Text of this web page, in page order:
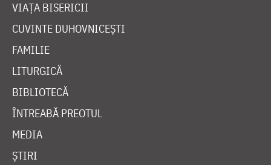
VIAȚA BISERICII
CUVINTE DUHOVNICEȘTI
FAMILIE
LITURGICĂ
BIBLIOTECĂ
ÎNTREABĂ PREOTUL
MEDIA
ȘTIRI